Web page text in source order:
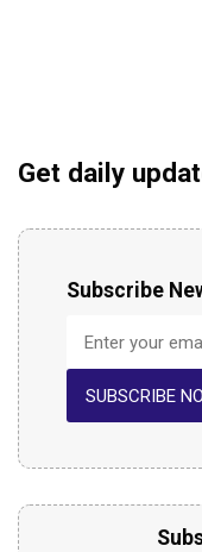
Get daily
Subscribe
SUBSCRIBE